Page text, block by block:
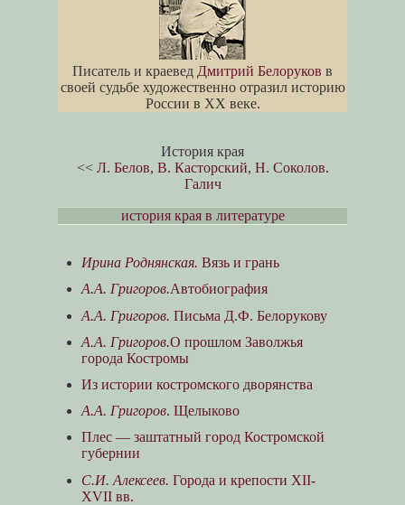
Писатель и краевед Дмитрий Белоруков в
своей судьбе художественно отразил историю
России в XX веке.
История края
<< Л. Белов, В. Касторский, Н. Соколов.
Галич
история края в литературе
Ирина Роднянская. Вязь и грань
А.А. Григоров.Автобиография
А.А. Григоров. Письма Д.Ф. Белорукову
А.А. Григоров.О прошлом Заволжья
города Костромы
Из истории костромского дворянства
А.А. Григоров. Щелыково
Плес — заштатный город Костромской
губернии
С.И. Алексеев. Города и крепости XII-
XVII вв.